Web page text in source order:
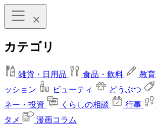
カテゴリ
雑貨・日用品 食品・飲料 教育
ッション
ビューティ どうぶつ
ネー・投資
くらしの相談 行事
タメ
漫画コラム